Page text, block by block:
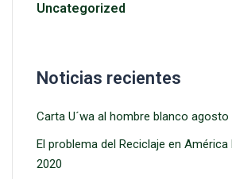
Uncategorized
Noticias recientes
Carta U´wa al hombre blanco agosto
El problema del Reciclaje en América
2020